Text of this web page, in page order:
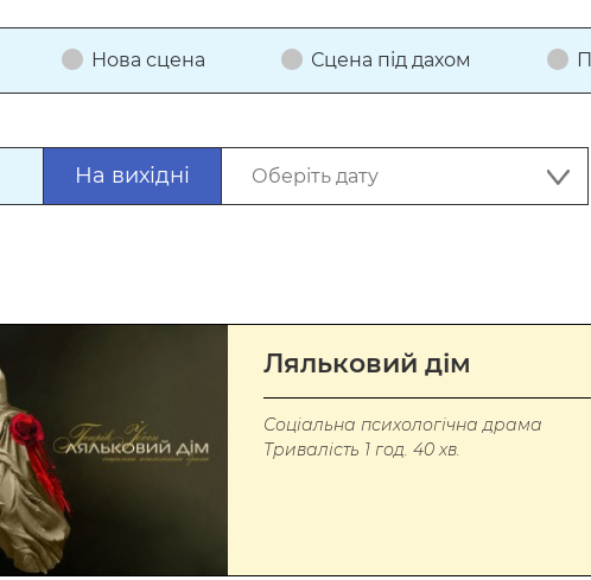
Нова сцена Сцена під дахом
На вихідні
Ляльковий дім
Соціальна психологічна драма
Тривалість 1 год. 40 хв.